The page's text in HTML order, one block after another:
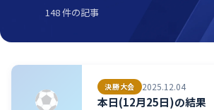
148 件の記事
決勝大会 2025.12.04
本日(12月25日)の結果